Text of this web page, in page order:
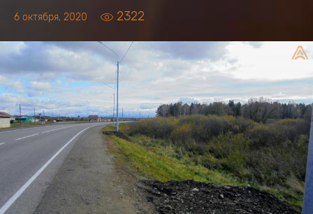
6 октября, 2020 2322